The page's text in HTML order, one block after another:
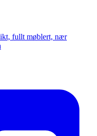
fullt møblert, nær